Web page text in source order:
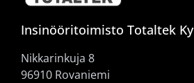
Insinööritoimisto Totaltek Ky
Nikkarinkuja 8
96910 Rovaniemi